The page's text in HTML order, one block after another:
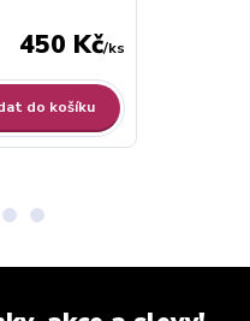
450 Kč/ks
do košíku